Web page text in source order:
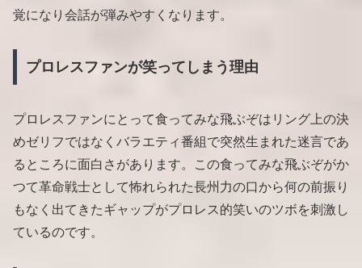
覚になり会話が弾みやすくなります。
プロレスファンが笑ってしまう理由
プロレスファンにとって食ってみな飛ぶぞはリング上の決
めゼリフではなくバラエティ番組で突然生まれた迷言であ
るところに面白さがあります。この食ってみな飛ぶぞがか
つて革命戦士として怖れられた長州力の口から何の前振り
もなく出てきたギャップがプロレス的笑いのツボを刺激し
ているのです。